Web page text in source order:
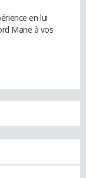
en lui
Marie à vos